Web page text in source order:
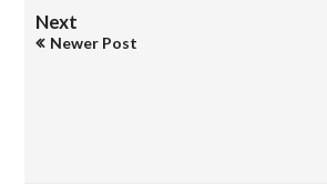
Next
Newer Post